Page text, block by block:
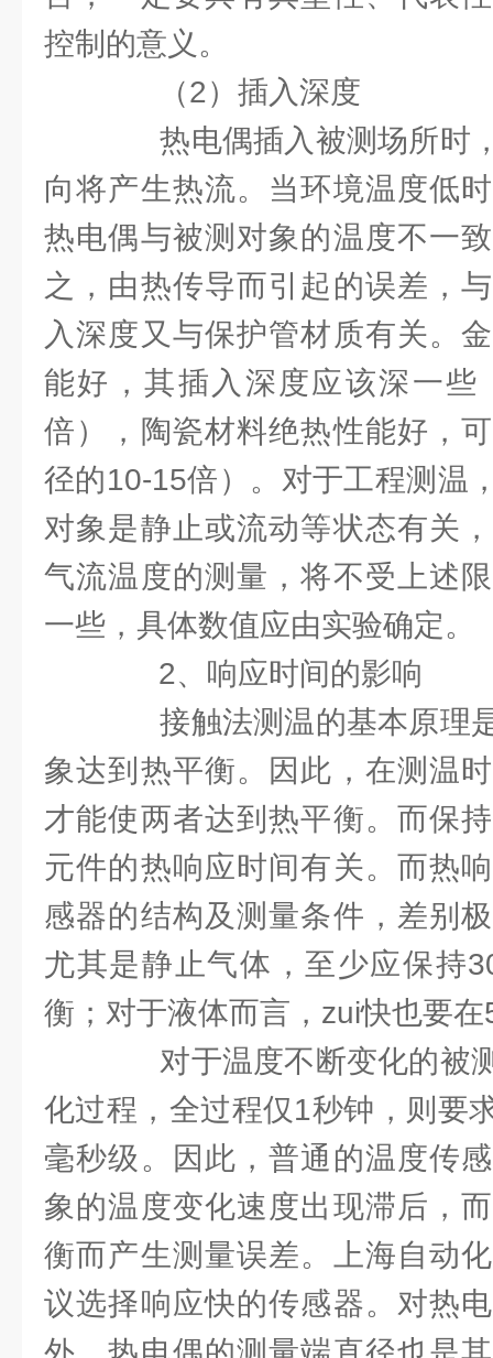
控制的意义。
（2）插入深度
热电偶插入被测场所时
向将产生热流。当环境温度低
热电偶与被测对象的温度不一
之，由热传导而引起的误差，
入深度又与保护管材质有关。
能好，其插入深度应该深一
倍），陶瓷材料绝热性能好，
径的10-15倍）。对于工程测温
对象是静止或流动等状态有关
气流温度的测量，将不受上述
一些，具体数值应由实验确定。
2、响应时间的影响
接触法测温的基本原理
象达到热平衡。因此，在测温
才能使两者达到热平衡。而保
元件的热响应时间有关。而热
感器的结构及测量条件，差别
尤其是静止气体，至少应保持
衡；对于液体而言，zui快也要
对于温度不断变化的被
化过程，全过程仅1秒钟，则要
毫秒级。因此，普通的温度传
象的温度变化速度出现滞后，
衡而产生测量误差。上海自动
议选择响应快的传感器。对热